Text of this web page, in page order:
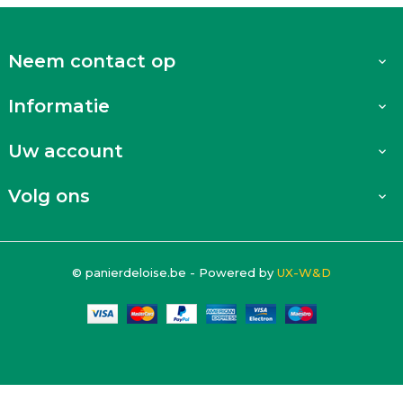
Neem contact op 
Informatie 
Uw account 
Volg ons 
© panierdeloise.be - Powered by UX-W&D